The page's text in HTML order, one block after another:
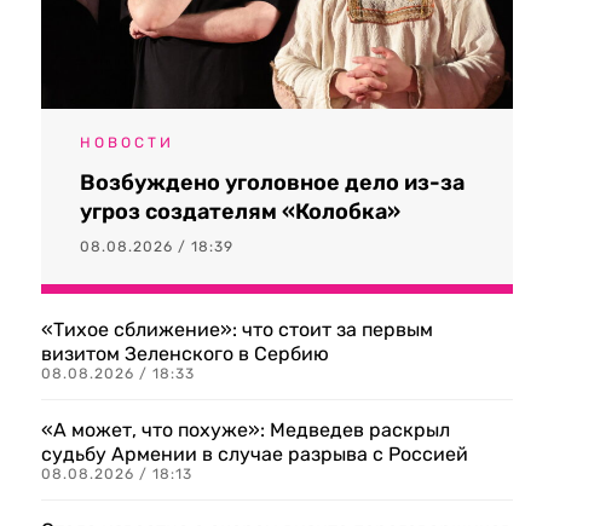
НОВОСТИ
Возбуждено уголовное дело из-за
угроз создателям «Колобка»
08.08.2026 / 18:39
«Тихое сближение»: что стоит за первым
визитом Зеленского в Сербию
08.08.2026 / 18:33
«А может, что похуже»: Медведев раскрыл
судьбу Армении в случае разрыва с Россией
08.08.2026 / 18:13